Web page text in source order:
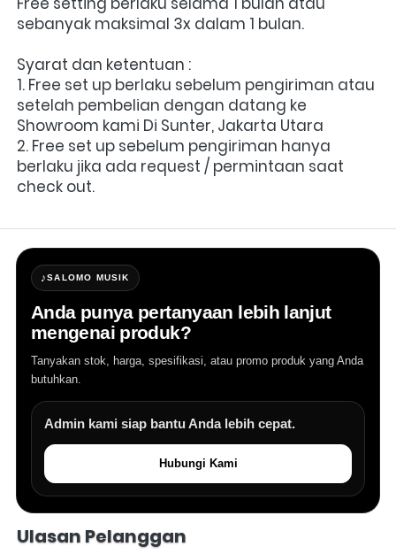
sebanyak maksimal 3x dalam 1 bulan.
Syarat dan ketentuan :
1. Free set up berlaku sebelum pengiriman atau
setelah pembelian dengan datang ke
Showroom kami Di Sunter, Jakarta Utara
2. Free set up sebelum pengiriman hanya
berlaku jika ada request / permintaan saat
check out.
♪SALOMO MUSIK
Anda punya pertanyaan lebih lanjut
mengenai produk?
Tanyakan stok, harga, spesifikasi, atau promo produk yang Anda
butuhkan.
Admin kami siap bantu Anda lebih cepat.
Hubungi Kami
Ulasan Pelanggan